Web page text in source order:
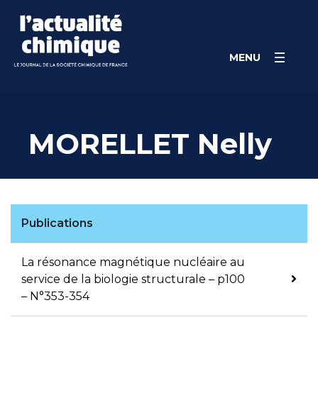
content
MENU
MORELLET Nelly
Publications
La résonance magnétique nucléaire au
service de la biologie structurale – p100
– N°353-354